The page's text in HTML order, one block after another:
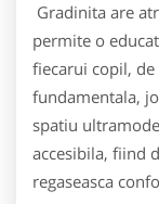
Gradinita are
permite o
fiecarui copil, de
fundamentala,
spatiu
accesibila, fiind
regaseasca